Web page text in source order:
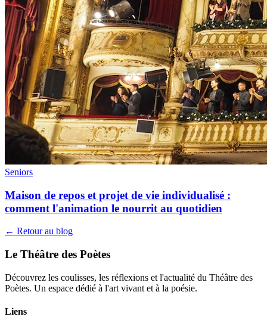
Seniors
Maison de repos et projet de vie individualisé :
comment l'animation le nourrit au quotidien
← Retour au blog
Le Théâtre des Poètes
Découvrez les coulisses, les réflexions et l'actualité du Théâtre des
Poètes. Un espace dédié à l'art vivant et à la poésie.
Liens